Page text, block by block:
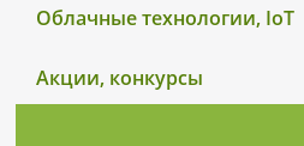
Облачные технологии, IoT
Акции, конкурсы